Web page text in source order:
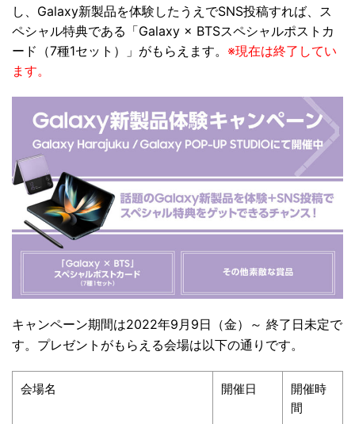
し、Galaxy新製品を体験したうえでSNS投稿すれば、ス
ペシャル特典である「Galaxy × BTSスペシャルポストカ
ード（7種1セット）」がもらえます。 ※現在は終了してい
ます。
キャンペーン期間は2022年9月9日（金）～ 終了日未定で
す。プレゼントがもらえる会場は以下の通りです。
会場名 開催日
開催時
間